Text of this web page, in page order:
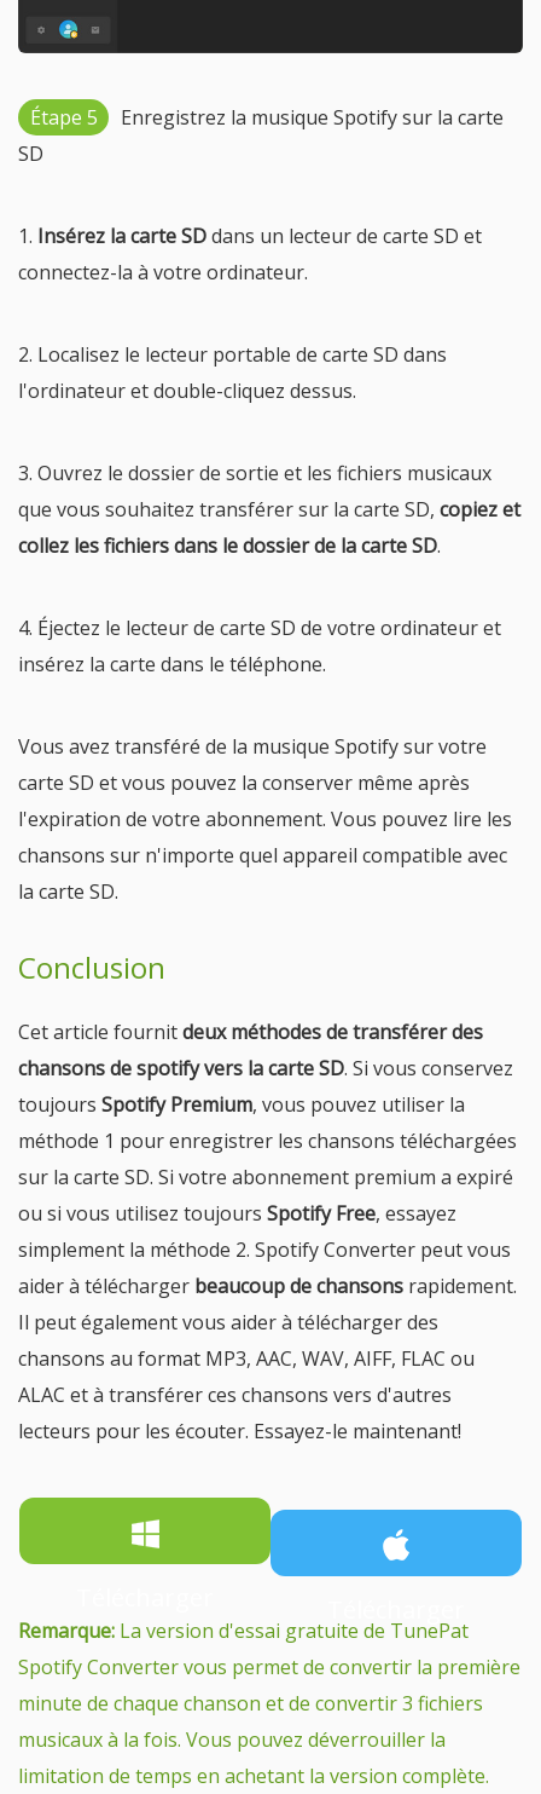
Étape 5
Enregistrez la musique Spotify sur la carte
SD
1. Insérez la carte SDdans un lecteur de carte SD et
connectez-la à votre ordinateur.
2. Localisez le lecteur portable de carte SD dans
l'ordinateur et double-cliquez dessus.
3. Ouvrez le dossier de sortie et les fichiers musicaux
que vous souhaitez transférer sur la carte SD, copiez et
collez les fichiers dans le dossier de la carte SD.
4. Éjectez le lecteur de carte SD de votre ordinateur et
insérez la carte dans le téléphone.
Vous avez transféré de la musique Spotify sur votre
carte SD et vous pouvez la conserver même après
l'expiration de votre abonnement. Vous pouvez lire les
chansons sur n'importe quel appareil compatible avec
la carte SD.
Conclusion
Cet article fournitdeux méthodes de transférer des
chansons de spotify vers la carte SD. Si vous conservez
toujours Spotify Premium, vous pouvez utiliser la
méthode 1 pour enregistrer les chansons téléchargées
sur la carte SD. Si votre abonnement premium a expiré
ou si vous utilisez toujours Spotify Free, essayez
simplement la méthode 2. Spotify Converter peut vous
aider à télécharger beaucoup de chansons rapidement.
Il peut également vous aider à télécharger des
chansons au format MP3, AAC, WAV, AIFF, FLAC ou
ALAC et à transférer ces chansons vers d'autres
lecteurs pour les écouter. Essayez-le maintenant!
Remarque: La version d'essai gratuite de TunePat
Spotify Converter vous permet de convertir la première
minute de chaque chanson et de convertir 3 fichiers
musicaux à la fois. Vous pouvez déverrouiller la
limitation de temps en achetant la version complète.